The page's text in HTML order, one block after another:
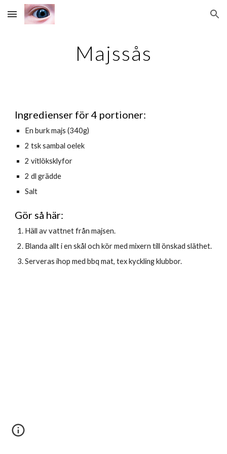
Skip to main content Skip to navigation
Majssås
Ingredienser för 4 portioner:
En burk majs (340g)
2 tsk sambal oelek
2 vitlöksklyfor
2 dl grädde
Salt
Gör så här:
Häll av vattnet från majsen.
Serveras ihop med bbq mat, tex kyckling klubbor.